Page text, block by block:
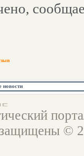
новости
©